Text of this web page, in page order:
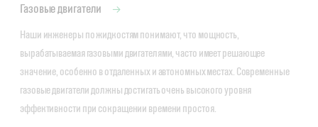
Газовые двигатели
Наши инженеры по жидкостям понимают, что мощность,
вырабатываемая газовыми двигателями, часто имеет решающее
значение, особенно в отдаленных и автономных местах. Современные
газовые двигатели должны достигать очень высокого уровня
эффективности при сокращении времени простоя.